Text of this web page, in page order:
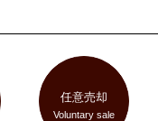
任意売却
Voluntary sale